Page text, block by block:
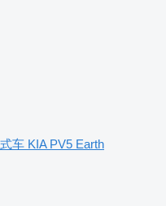
车 KIA PV5 Earth